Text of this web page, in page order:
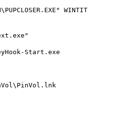
WINTIT
Start.exe